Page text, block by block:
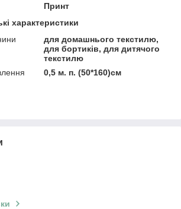
Принт
характеристики
для домашнього текстилю,
для бортиків, для дитячого
текстилю
0,5 м. п. (50*160)см